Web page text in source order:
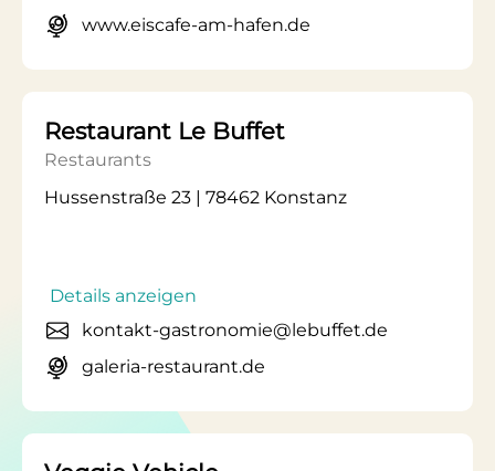
www.eiscafe-am-hafen.de
Restaurant Le Buffet
Restaurants
Hussenstraße 23 | 78462 Konstanz
Details anzeigen
kontakt-gastronomie@lebuffet.de
galeria-restaurant.de